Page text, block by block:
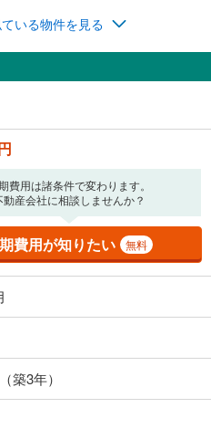
いる物件を見る
費用は諸条件で変わります。
動産会社に相談しませんか？
費用が知りたい 無料
築3年）